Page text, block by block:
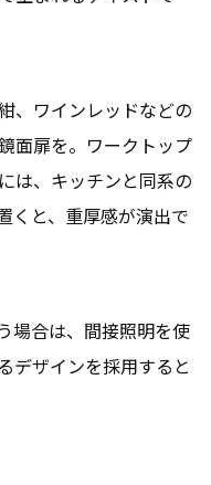
、ワインレッドなどの
面扉を。ワークトップ
は、キッチンと同系の
くと、重厚感が演出で
場合は、間接照明を使
デザインを採用すると